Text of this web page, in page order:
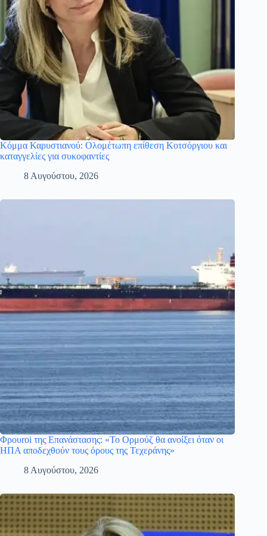
Κόμμα Καρυστιανού: Ολομέτωπη επίθεση Κοτσόργιου και
καταγγελίες για συκοφαντίες
8 Αυγούστου, 2026
Φρουroi της Επανάστασης: «Το Ορμούζ θα ανοίξει όταν οι
ΗΠΑ αποδεχθούν τους όρους της Τεχεράνης»
8 Αυγούστου, 2026